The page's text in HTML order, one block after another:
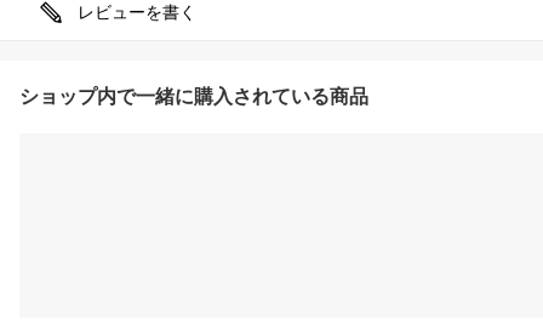
レビューを書く
ショップ内で一緒に購入されている商品